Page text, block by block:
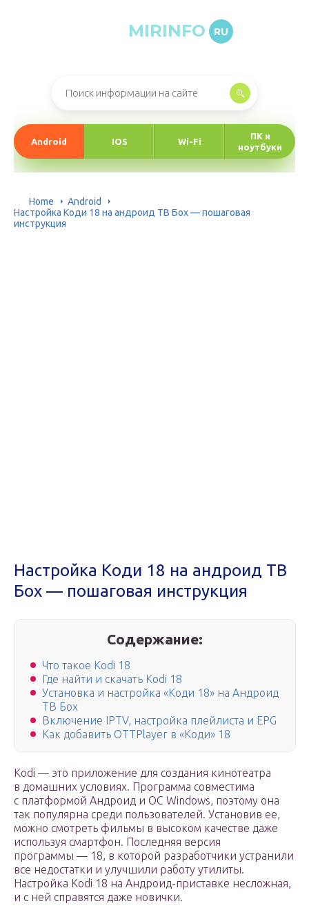
MIRINFO RU
Android IOS Wi-Fi
ПК и
ноутбуки
Home
Android
Настройка Коди 18 на андроид ТВ Бох — пошаговая
инструкция
Настройка Коди 18 на андроид ТВ
Бох — пошаговая инструкция
Содержание:
Что такое Kodi 18
Где найти и скачать Kodi 18
Установка и настройка «Коди 18» на Андроид
ТВ Бох
Включение IPTV, настройка плейлиста и EPG
Как добавить OTTPlayer в «Коди» 18
Kodi — это приложение для создания кинотеатра
в домашних условиях. Программа совместима
с платформой Андроид и ОС Windows, поэтому она
так популярна среди пользователей. Установив ее,
можно смотреть фильмы в высоком качестве даже
используя смартфон. Последняя версия
программы — 18, в которой разработчики устранили
все недостатки и улучшили работу утилиты.
Настройка Kodi 18 на Андроид-приставке несложная,
и с ней справятся даже новички.